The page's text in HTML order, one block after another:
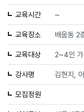
교육시간 ~
교육장소 배움동 2
교육대상 2~4인 가
강사명 김현지,
모집정원